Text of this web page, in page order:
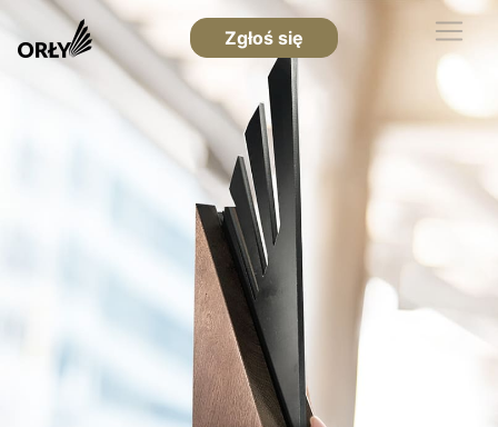
Zgłoś się